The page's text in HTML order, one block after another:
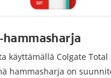
käyttämällä Colgate Total
hammasharja on